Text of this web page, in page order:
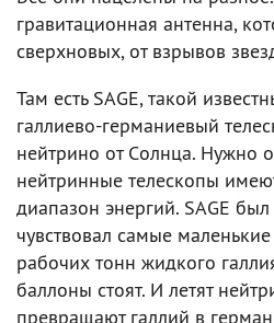
гравитационная антенна,
сверхновых, от взрывов
Там есть SAGE, такой
галлиево-германиевый
нейтрино от Cолнца. Нужно
нейтринные телескопы
диапазон энергий. SAGE
чувствовал самые
рабочих тонн жидкого
баллоны стоят. И летят
превращают галлий в